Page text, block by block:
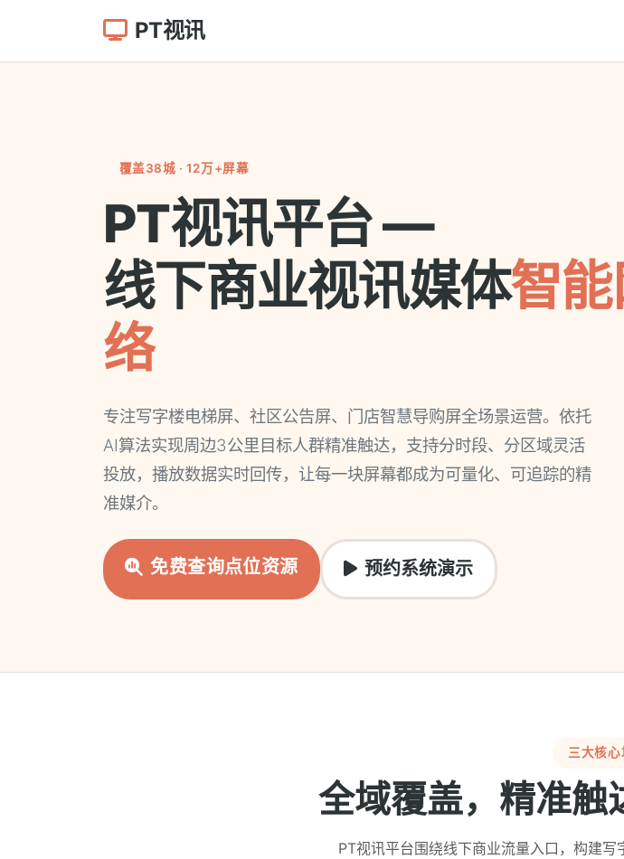
PT视讯
覆盖38城 · 12万+屏幕
PT视讯平台 —
线下商业视讯媒体智能
络
专注写字楼电梯屏、社区公告屏、门店智慧导购屏全场景运营。依托
AI算法实现周边3公里目标人群精准触达，支持分时段、分区域灵活
投放，播放数据实时回传，让每一块屏幕都成为可量化、可追踪的精
准媒介。
免费查询点位资源 预约系统演示
三大核心
全域覆盖，精准触
PT视讯平台围绕线下商业流量入口，构建